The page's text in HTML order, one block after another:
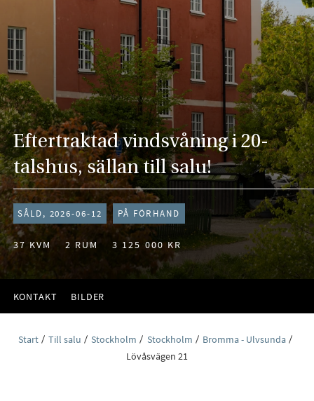
Eftertraktad vindsvåning i 20-
talshus, sällan till salu!
SÅLD, 2026-06-12 PÅ FÖRHAND
37 KVM 2 RUM 3 125 000 KR
KONTAKT BILDER
Start Till salu Stockholm Stockholm
Bromma - Ulvsunda
Lövåsvägen 21